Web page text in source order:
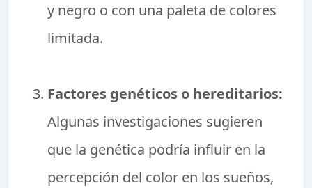
y negro o con una paleta de colores
limitada.
Factores genéticos o hereditarios:
Algunas investigaciones sugieren
que la genética podría influir en la
percepción del color en los sueños,